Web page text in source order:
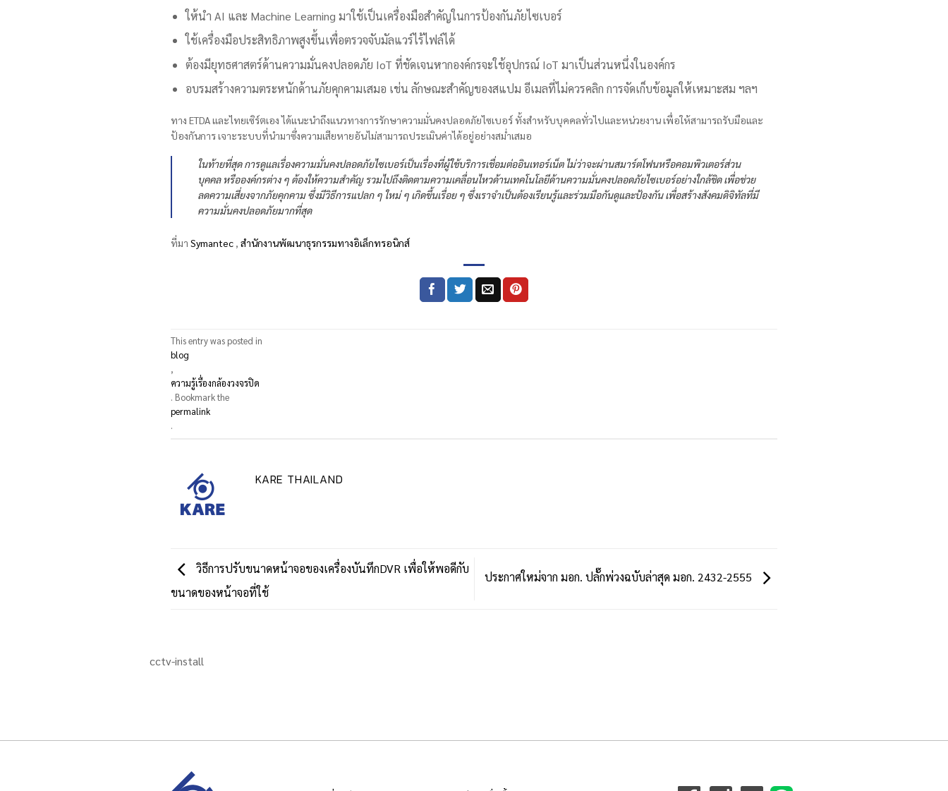
ให้นำ AI และ Machine Learning มาใช้เป็นเครื่องมือสำคัญในการป้องกันภัยไซเบอร์
ใช้เครื่องมือประสิทธิภาพสูงขึ้นเพื่อตรวจจับมัลแวร์ไร้ไฟล์ได้
ต้องมียุทธศาสตร์ด้านความมั่นคงปลอดภัย IoT ที่ชัดเจนหากองค์กรจะใช้อุปกรณ์ IoT มาเป็นส่วนหนึ่งในองค์กร
อบรมสร้างความตระหนักด้านภัยคุกคามเสมอ เช่น ลักษณะสำคัญของสแปม อีเมลที่ไม่ควรคลิก การจัดเก็บข้อมูลให้เหมาะสม ฯลฯ
ทาง ETDA และไทยเซิร์ตเอง ได้แนะนำถึงแนวทางการรักษาความมั่นคงปลอดภัยไซเบอร์ ทั้งสำหรับบุคคลทั่วไปและหน่วยงาน เพื่อให้สามารถรับมือและ
ป้องกันการ เจาะระบบที่นำมาซึ่งความเสียหายอันไม่สามารถประเมินค่าได้อยู่อย่างสม่ำเสมอ
ในท้ายที่สุด การดูแลเรื่องความมั่นคงปลอดภัยไซเบอร์เป็นเรื่องที่ผู้ใช้บริการเชื่อมต่ออินเทอร์เน็ต ไม่ว่าจะผ่านสมาร์ตโฟนหรือคอมพิวเตอร์ส่วน
บุคคล หรือองค์กรต่าง ๆ ต้องให้ความสำคัญ รวมไปถึงติดตามความเคลื่อนไหวด้านเทคโนโลยีด้านความมั่นคงปลอดภัยไซเบอร์อย่างใกล้ชิด เพื่อช่วย
ลดความเสี่ยงจากภัยคุกคาม ซึ่งมีวิธีการแปลก ๆ ใหม่ ๆ เกิดขึ้นเรื่อย ๆ ซึ่งเราจำเป็นต้องเรียนรู้และร่วมมือกันดูและป้องกัน เพื่อสร้างสังคมดิจิทัลที่มี
ความมั่นคงปลอดภัยมากที่สุด
ที่มา Symantec , สำนักงานพัฒนาธุรกรรมทางอิเล็กทรอนิกส์
This entry was posted in
blog
,
ความรู้เรื่องกล้องวงจรปิด
. Bookmark the
permalink
.
KARE THAILAND
วิธีการปรับขนาดหน้าจอของเครื่องบันทึกDVR เพื่อให้พอดีกับ
ขนาดของหน้าจอที่ใช้
ประกาศใหม่จาก มอก. ปลั๊กพ่วงฉบับล่าสุด มอก. 2432-2555
cctv-install